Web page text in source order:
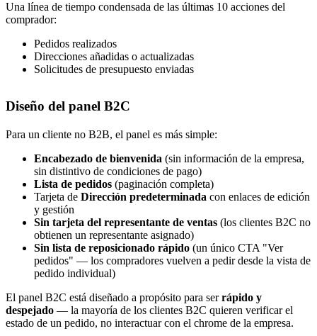
Una línea de tiempo condensada de las últimas 10 acciones del
comprador:
Pedidos realizados
Direcciones añadidas o actualizadas
Solicitudes de presupuesto enviadas
Diseño del panel B2C
Para un cliente no B2B, el panel es más simple:
Encabezado de bienvenida (sin información de la empresa,
sin distintivo de condiciones de pago)
Lista de pedidos (paginación completa)
Tarjeta de Dirección predeterminada con enlaces de edición
y gestión
Sin tarjeta del representante de ventas (los clientes B2C no
obtienen un representante asignado)
Sin lista de reposicionado rápido (un único CTA "Ver
pedidos" — los compradores vuelven a pedir desde la vista de
pedido individual)
El panel B2C está diseñado a propósito para serrápido y
despejado — la mayoría de los clientes B2C quieren verificar el
estado de un pedido, no interactuar con el chrome de la empresa.